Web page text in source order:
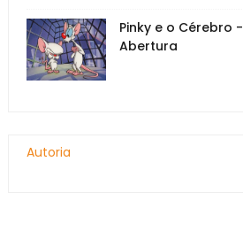
Pinky e o Cérebro
Abertura
Autoria